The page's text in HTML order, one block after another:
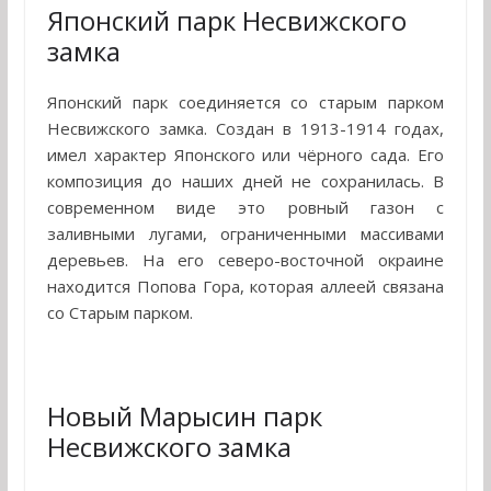
Японский парк Несвижского
замка
Японский парк соединяется со старым парком
Несвижского замка. Создан в 1913-1914 годах,
имел характер Японского или чёрного сада. Его
композиция до наших дней не сохранилась. В
современном виде это ровный газон с
заливными лугами, ограниченными массивами
деревьев. На его северо-восточной окраине
находится Попова Гора, которая аллеей связана
со Старым парком.
Новый Марысин парк
Несвижского замка